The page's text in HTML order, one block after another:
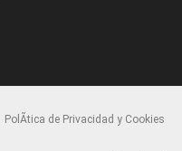
PolÃ­tica de Privacidad y Cookies